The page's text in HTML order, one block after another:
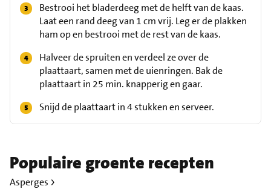
Bestrooi het bladerdeeg met de helft van de kaas.
Laat een rand deeg van 1 cm vrij. Leg er de plakken
ham op en bestrooi met de rest van de kaas.
Halveer de spruiten en verdeel ze over de
plaattaart, samen met de uienringen. Bak de
plaattaart in 25 min. knapperig en gaar.
Snijd de plaattaart in 4 stukken en serveer.
Populaire groente recepten
Asperges